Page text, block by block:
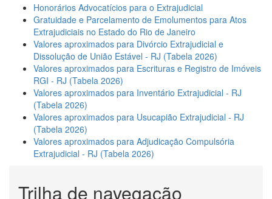
Honorários Advocatícios para o Extrajudicial
Gratuidade e Parcelamento de Emolumentos para Atos
Extrajudiciais no Estado do Rio de Janeiro
Valores aproximados para Divórcio Extrajudicial e
Dissolução de União Estável - RJ (Tabela 2026)
Valores aproximados para Escrituras e Registro de Imóveis
RGI - RJ (Tabela 2026)
Valores aproximados para Inventário Extrajudicial - RJ
(Tabela 2026)
Valores aproximados para Usucapião Extrajudicial - RJ
(Tabela 2026)
Valores aproximados para Adjudicação Compulsória
Extrajudicial - RJ (Tabela 2026)
Trilha de navegação